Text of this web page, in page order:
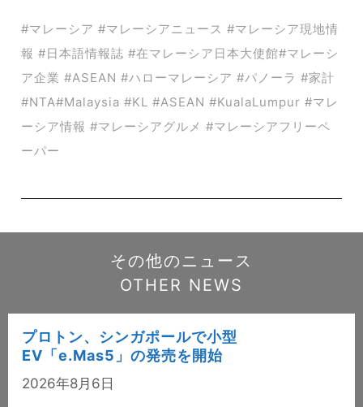
#マレーシア #マレーシアニュース #マレーシア現地情
報 #日本語情報誌 #在マレーシア日本大使館#マレーシ
ア企業 #ASEAN #ハローマレーシア #パノーラ #家計
#NTA#Malaysia #KL #ASEAN #KualaLumpur #マレ
ーシア情報 #マレーシアグルメ #マレーシアフリーペ
ーパー
その他のニュース
OTHER NEWS
プロトン、シンガポールで小型
EV「e.Mas5」の発売を開始
2026年8月6日